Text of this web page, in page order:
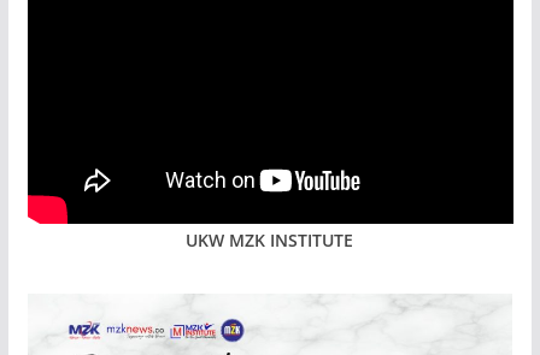
UKW MZK INSTITUTE